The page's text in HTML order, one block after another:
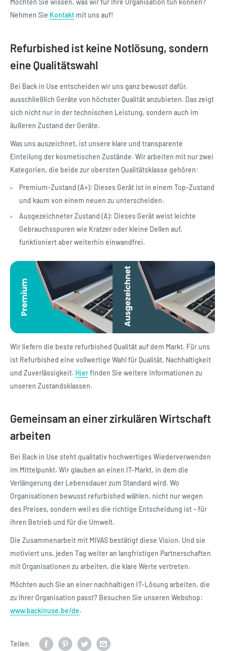
Möchten Sie wissen, was wir für Ihre Organisation tun können?
Nehmen Sie Kontakt mit uns auf!
Refurbished ist keine Notlösung, sondern
eine Qualitätswahl
Bei Back in Use entscheiden wir uns ganz bewusst dafür,
ausschließlich Geräte von höchster Qualität anzubieten. Das zeigt
sich nicht nur in der technischen Leistung, sondern auch im
äußeren Zustand der Geräte.
Was uns auszeichnet, ist unsere klare und transparente
Einteilung der kosmetischen Zustände. Wir arbeiten mit nur zwei
Kategorien, die beide zur obersten Qualitätsklasse gehören:
Premium-Zustand (A+): Dieses Gerät ist in einem Top-Zustand
und kaum von einem neuen zu unterscheiden.
Ausgezeichneter Zustand (A): Dieses Gerät weist leichte
Gebrauchsspuren wie Kratzer oder kleine Dellen auf,
funktioniert aber weiterhin einwandfrei.
Wir liefern die beste refurbished Qualität auf dem Markt. Für uns
ist Refurbished eine vollwertige Wahl für Qualität, Nachhaltigkeit
und Zuverlässigkeit. Hierfinden Sie weitere Informationen zu
unseren Zustandsklassen.
Gemeinsam an einer zirkulären Wirtschaft
arbeiten
Bei Back in Use steht qualitativ hochwertiges Wiederverwenden
im Mittelpunkt. Wir glauben an einen IT-Markt, in dem die
Verlängerung der Lebensdauer zum Standard wird. Wo
Organisationen bewusst refurbished wählen, nicht nur wegen
des Preises, sondern weil es die richtige Entscheidung ist – für
ihren Betrieb und für die Umwelt.
Die Zusammenarbeit mit MIVAS bestätigt diese Vision. Und sie
motiviert uns, jeden Tag weiter an langfristigen Partnerschaften
mit Organisationen zu arbeiten, die klare Werte vertreten.
Möchten auch Sie an einer nachhaltigen IT-Lösung arbeiten, die
zu Ihrer Organisation passt? Besuchen Sie unseren Webshop:
www.backinuse.be/de.
Teilen